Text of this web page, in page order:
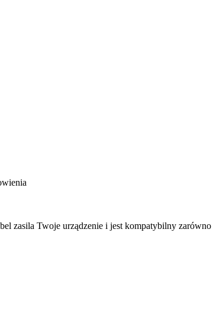
zasila Twoje urządzenie i jest kompatybilny